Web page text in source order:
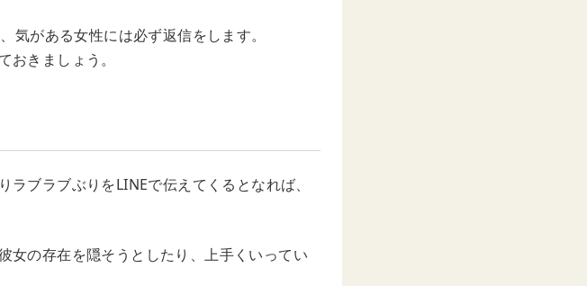
気がある女性には必ず返信をします。
きましょう。
ブラブぶりをLINEで伝えてくるとなれば、
女の存在を隠そうとしたり、上手くいってい